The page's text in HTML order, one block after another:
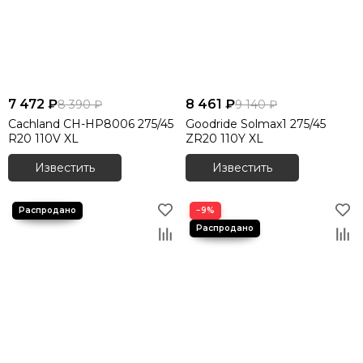
Летние шины 265/35 R19
Летние шины 265/35 R20
Летние шины 265/35 R21
Летние шины 265/35 R22
Летние шины 265/40 R20
Летние шины 265/40 R21
7 472 ₽8 390 ₽
Cachland CH-HP8006 275/45
R20 110V XL
Известить
8 461 ₽9 140 ₽
Goodride Solmax1 275/45
ZR20 110Y XL
Известить
−9%